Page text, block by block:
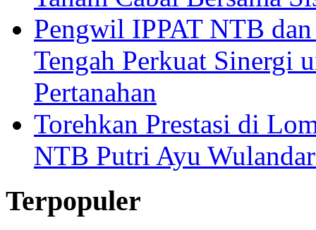
Pengwil IPPAT NTB
Tengah Perkuat Sinergi
Pertanahan
Torehkan Prestasi di
NTB Putri Ayu
Terpopuler